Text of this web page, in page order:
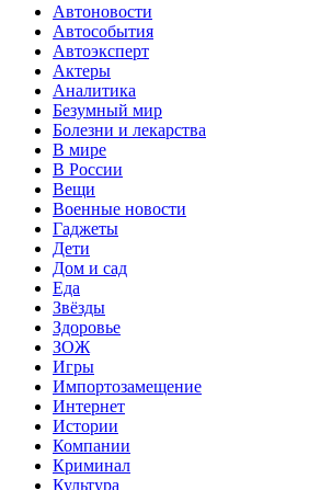
Автоновости
Автособытия
Автоэксперт
Актеры
Аналитика
Безумный мир
Болезни и лекарства
В мире
В России
Вещи
Военные новости
Гаджеты
Дети
Дом и сад
Еда
Звёзды
Здоровье
ЗОЖ
Игры
Импортозамещение
Интернет
Истории
Компании
Криминал
Культура